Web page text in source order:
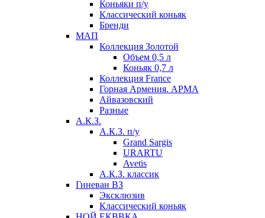
Коньяки п/у
Классический коньяк
Бренди
МАП
Коллекция Золотой
Объем 0,5 л
Коньяк 0,7 л
Коллекция France
Горная Армения. АРМА
Айвазовский
Разные
А.К.З.
А.К.З. п/у
Grand Sargis
URARTU
Avetis
А.К.З. классик
Гиневан ВЗ
Эксклюзив
Классический коньяк